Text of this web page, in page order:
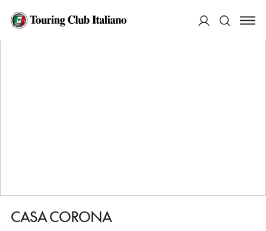
HOME
CASA CORONA